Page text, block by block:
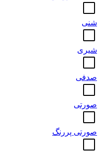
شنی
شیری
صدفی
صورتی
صورتی پررنگ